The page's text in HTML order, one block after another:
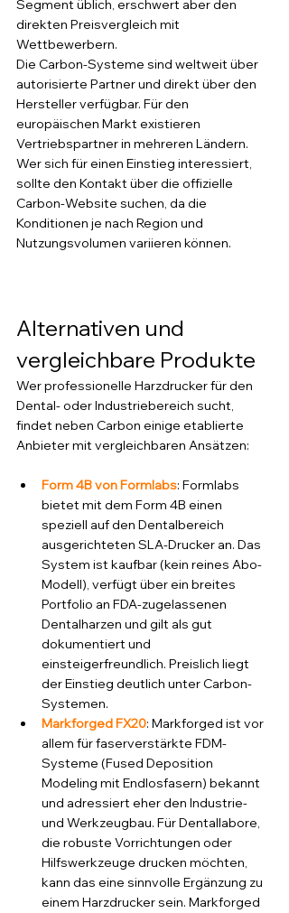
Segment üblich, erschwert aber den
direkten Preisvergleich mit
Wettbewerbern.
Die Carbon-Systeme sind weltweit über
autorisierte Partner und direkt über den
Hersteller verfügbar. Für den
europäischen Markt existieren
Vertriebspartner in mehreren Ländern.
Wer sich für einen Einstieg interessiert,
sollte den Kontakt über die offizielle
Carbon-Website suchen, da die
Konditionen je nach Region und
Nutzungsvolumen variieren können.
Alternativen und
vergleichbare Produkte
Wer professionelle Harzdrucker für den
Dental- oder Industriebereich sucht,
findet neben Carbon einige etablierte
Anbieter mit vergleichbaren Ansätzen:
Form 4B von Formlabs: Formlabs
bietet mit dem Form 4B einen
speziell auf den Dentalbereich
ausgerichteten SLA-Drucker an. Das
System ist kaufbar (kein reines Abo-
Modell), verfügt über ein breites
Portfolio an FDA-zugelassenen
Dentalharzen und gilt als gut
dokumentiert und
einsteigerfreundlich. Preislich liegt
der Einstieg deutlich unter Carbon-
Systemen.
Markforged FX20: Markforged ist vor
allem für faserverstärkte FDM-
Systeme (Fused Deposition
Modeling mit Endlosfasern) bekannt
und adressiert eher den Industrie-
und Werkzeugbau. Für Dentallabore,
die robuste Vorrichtungen oder
Hilfswerkzeuge drucken möchten,
kann das eine sinnvolle Ergänzung zu
einem Harzdrucker sein. Markforged